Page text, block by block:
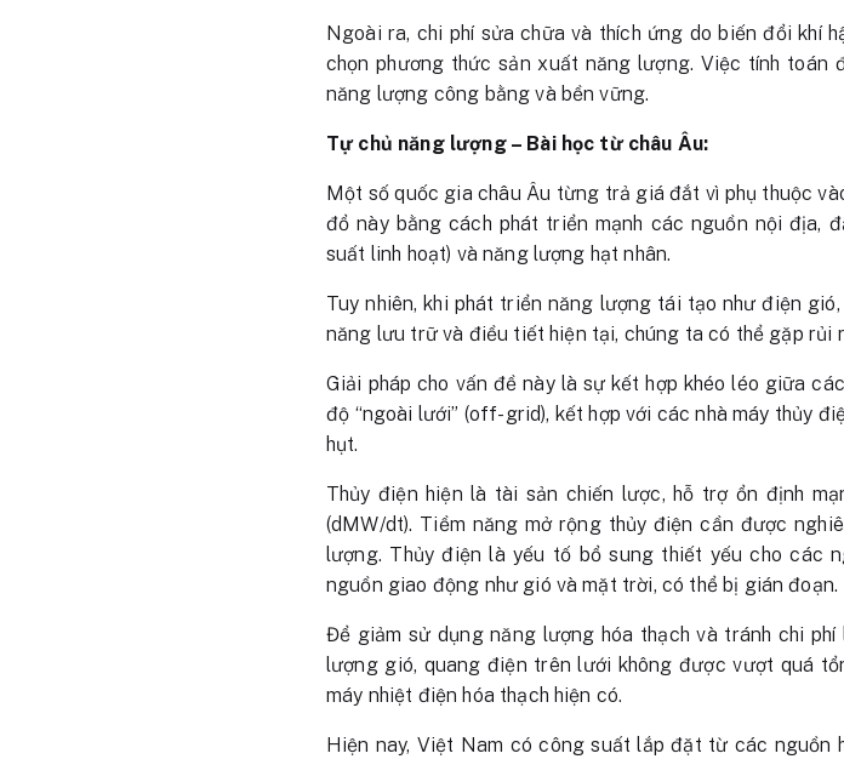
Ngoài ra, chi phí sửa chữa và thích ứng do biến đổi khí
chọn phương thức sản xuất năng lượng. Việc tính toán
năng lượng công bằng và bền vững.
Tự chủ năng lượng – Bài học từ châu Âu:
Một số quốc gia châu Âu từng trả giá đắt vì phụ thuộc
đổ này bằng cách phát triển mạnh các nguồn nội địa,
suất linh hoạt) và năng lượng hạt nhân.
Tuy nhiên, khi phát triển năng lượng tái tạo như điện
năng lưu trữ và điều tiết hiện tại, chúng ta có thể gặp rủi
Giải pháp cho vấn đề này là sự kết hợp khéo léo giữa
độ “ngoài lưới” (off-grid), kết hợp với các nhà máy thủy
hụt.
Thủy điện hiện là tài sản chiến lược, hỗ trợ ổn định
(dMW/dt). Tiềm năng mở rộng thủy điện cần được
lượng. Thủy điện là yếu tố bổ sung thiết yếu cho các
nguồn giao động như gió và mặt trời, có thể bị gián đoạn.
Để giảm sử dụng năng lượng hóa thạch và tránh chi
lượng gió, quang điện trên lưới không được vượt quá
máy nhiệt điện hóa thạch hiện có.
Hiện nay, Việt Nam có công suất lắp đặt từ các nguồn